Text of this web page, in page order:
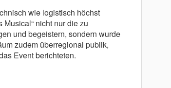
wie logistisch höchst
nicht nur die zu
und begeistern, sondern wurde
zudem überregional publik,
Event berichteten.